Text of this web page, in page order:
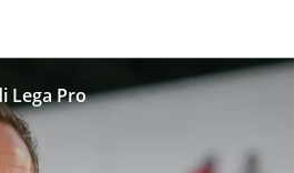
Lega Pro